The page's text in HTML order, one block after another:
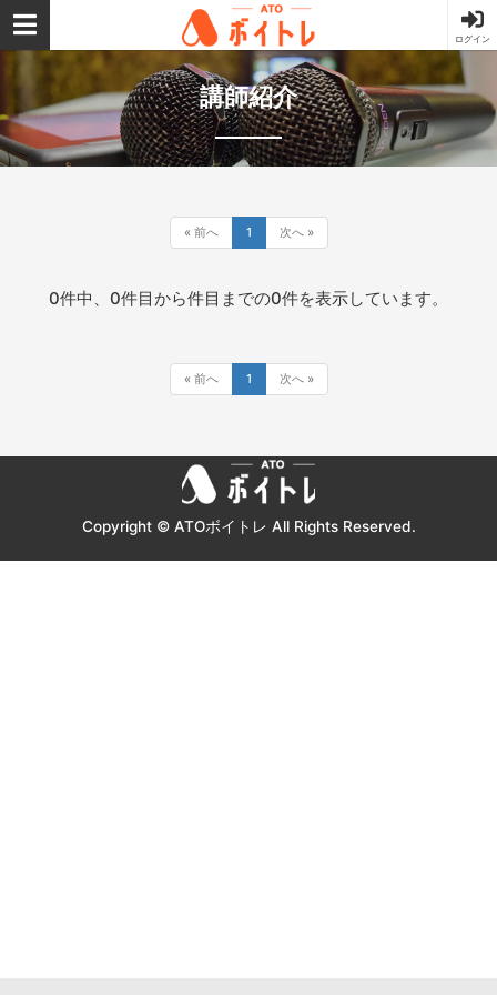
ATOボイトレ
ログイン
講師紹介
« 前へ 1 次へ »
0件中、0件目から件目までの0件を表示しています。
« 前へ 1 次へ »
ATOボ
イトレ
Copyright © ATOボイトレ All Rights Reserved.